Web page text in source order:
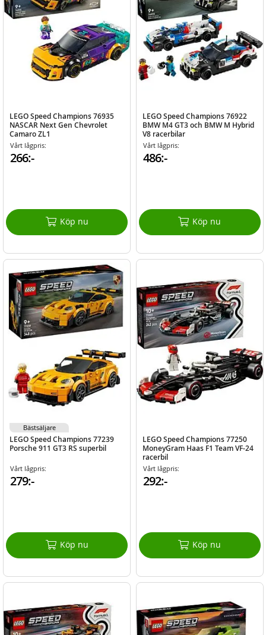
LEGO Speed Champions 76935
NASCAR Next Gen Chevrolet
Camaro ZL1
Vårt lågpris:
266:-
Köp nu
LEGO Speed Champions 76922
BMW M4 GT3 och BMW M Hybrid
V8 racerbilar
Vårt lågpris:
486:-
Köp nu
LEGO Speed Champions 77239
Porsche 911 GT3 RS superbil
Vårt lågpris:
279:-
Köp nu
Bästsäljare
LEGO Speed Champions 77250
MoneyGram Haas F1 Team VF-24
racerbil
Vårt lågpris:
292:-
Köp nu